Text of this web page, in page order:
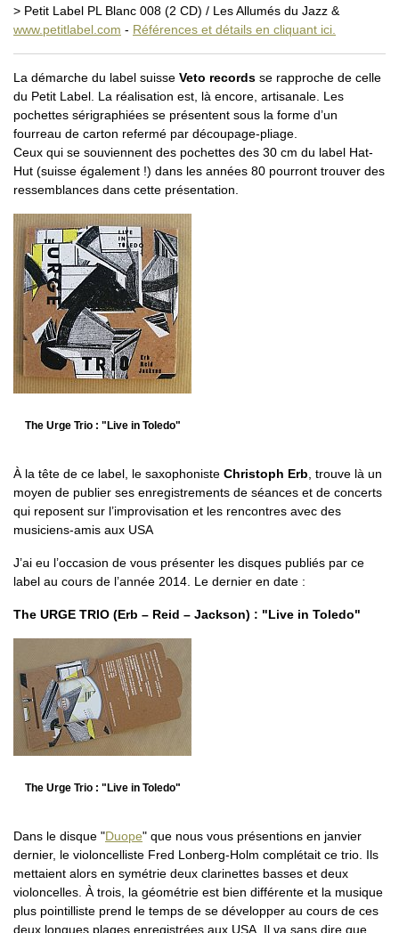
> Petit Label PL Blanc 008 (2 CD) / Les Allumés du Jazz &
www.petitlabel.com - Références et détails en cliquant ici.
La démarche du label suisse Veto records se rapproche de celle
du Petit Label. La réalisation est, là encore, artisanale. Les
pochettes sérigraphiées se présentent sous la forme d’un
fourreau de carton refermé par découpage-pliage.
Ceux qui se souviennent des pochettes des 30 cm du label Hat-
Hut (suisse également !) dans les années 80 pourront trouver des
ressemblances dans cette présentation.
The Urge Trio : "Live in Toledo"
À la tête de ce label, le saxophoniste Christoph Erb , trouve là un
moyen de publier ses enregistrements de séances et de concerts
qui reposent sur l’improvisation et les rencontres avec des
musiciens-amis aux USA
J’ai eu l’occasion de vous présenter les disques publiés par ce
label au cours de l’année 2014. Le dernier en date :
The URGE TRIO (Erb – Reid – Jackson) : "Live in Toledo"
The Urge Trio : "Live in Toledo"
Dans le disque "Duope" que nous vous présentions en janvier
dernier, le violoncelliste Fred Lonberg-Holm complétait ce trio. Ils
mettaient alors en symétrie deux clarinettes basses et deux
violoncelles. À trois, la géométrie est bien différente et la musique
plus pointilliste prend le temps de se développer au cours de ces
deux longues plages enregistrées aux USA. Il va sans dire que